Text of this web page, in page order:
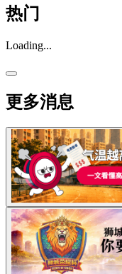
热门
Loading...
更多消息